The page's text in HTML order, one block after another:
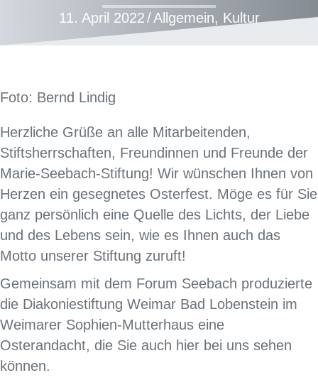
11. April 2022/Allgemein, Kultur
Foto: Bernd Lindig
Herzliche Grüße an alle Mitarbeitenden,
Stiftsherrschaften, Freundinnen und Freunde der
Marie-Seebach-Stiftung! Wir wünschen Ihnen von
Herzen ein gesegnetes Osterfest. Möge es für Sie
ganz persönlich eine Quelle des Lichts, der Liebe
und des Lebens sein, wie es Ihnen auch das
Motto unserer Stiftung zuruft!
Gemeinsam mit dem Forum Seebach produzierte
die Diakoniestiftung Weimar Bad Lobenstein im
Weimarer Sophien-Mutterhaus eine
Osterandacht, die Sie auch hier bei uns sehen
können.